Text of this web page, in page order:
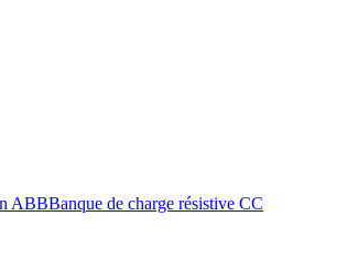
ABBBanque de charge résistive CC